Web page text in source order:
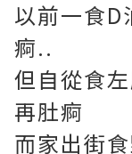
以前一食D
痾..
但自從食
再肚痾
而家出街